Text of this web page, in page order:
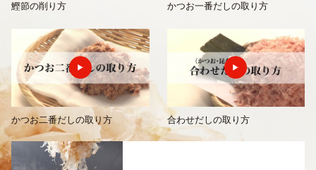
鰹節の削り方 かつお一番だしの取り方
かつお二番だしの取り方 合わせだしの取り方